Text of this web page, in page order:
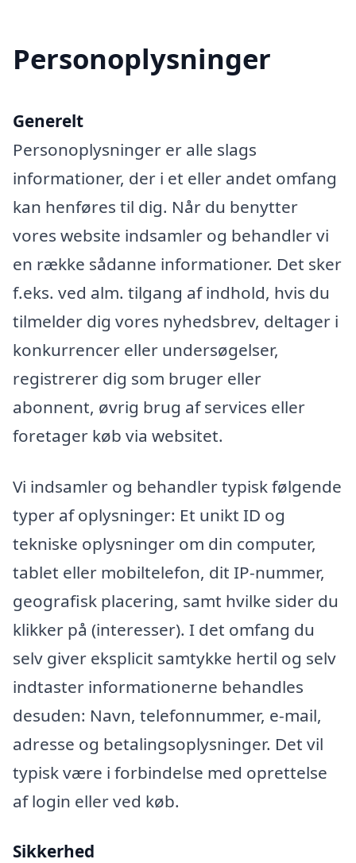
Personoplysninger
Generelt
Personoplysninger er alle slags
informationer, der i et eller andet omfang
kan henføres til dig. Når du benytter
vores website indsamler og behandler vi
en række sådanne informationer. Det sker
f.eks. ved alm. tilgang af indhold, hvis du
tilmelder dig vores nyhedsbrev, deltager i
konkurrencer eller undersøgelser,
registrerer dig som bruger eller
abonnent, øvrig brug af services eller
foretager køb via websitet.
Vi indsamler og behandler typisk følgende
typer af oplysninger: Et unikt ID og
tekniske oplysninger om din computer,
tablet eller mobiltelefon, dit IP-nummer,
geografisk placering, samt hvilke sider du
klikker på (interesser). I det omfang du
selv giver eksplicit samtykke hertil og selv
indtaster informationerne behandles
desuden: Navn, telefonnummer, e-mail,
adresse og betalingsoplysninger. Det vil
typisk være i forbindelse med oprettelse
af login eller ved køb.
Sikkerhed